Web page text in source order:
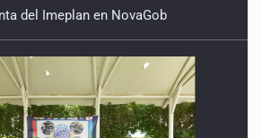
del Imeplan en NovaGob